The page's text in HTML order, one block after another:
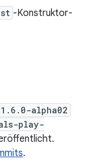
-Konstruktor-
alpha02
play-
.